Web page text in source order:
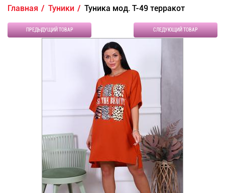
Главная Туники Туника мод. Т-49 терракот
ПРЕДЫДУЩИЙ ТОВАР СЛЕДУЮЩИЙ ТОВАР